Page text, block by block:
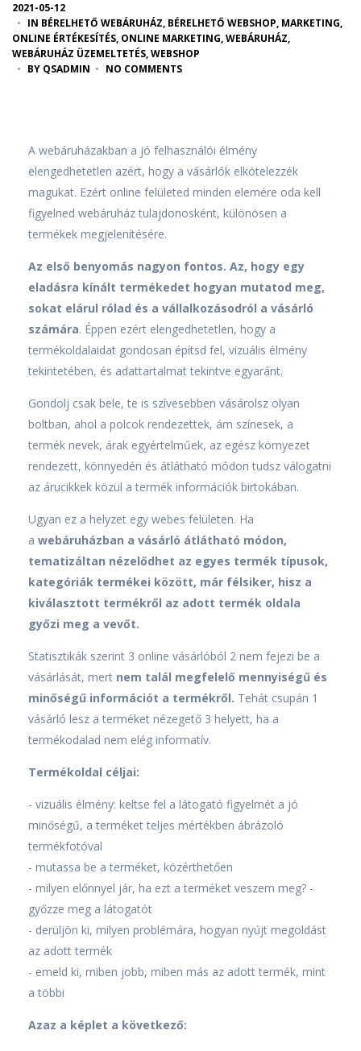
2021-05-12
IN BÉRELHETŐ WEBÁRUHÁZ, BÉRELHETŐ WEBSHOP, MARKETING,
ONLINE ÉRTÉKESÍTÉS, ONLINE MARKETING,WEBÁRUHÁZ,
WEBÁRUHÁZ ÜZEMELTETÉS,WEBSHOP
BY QSADMIN NO COMMENTS
A webáruházakban a jó felhasználói élmény
elengedhetetlen azért, hogy a vásárlók elkötelezzék
magukat. Ezért online felületed minden elemére oda kell
figyelned webáruház tulajdonosként, különösen a
termékek megjelenítésére.
Az első benyomás nagyon fontos. Az, hogy egy
eladásra kínált termékedet hogyan mutatod meg,
sokat elárul rólad és a vállalkozásodról a vásárló
számára. Éppen ezért elengedhetetlen, hogy a
termékoldalaidat gondosan építsd fel, vizuális élmény
tekintetében, és adattartalmat tekintve egyaránt.
Gondolj csak bele, te is szívesebben vásárolsz olyan
boltban, ahol a polcok rendezettek, ám színesek, a
termék nevek, árak egyértelműek, az egész környezet
rendezett, könnyedén és átlátható módon tudsz válogatni
az árucikkek közül a termék információk birtokában.
Ugyan ez a helyzet egy webes felületen. Ha
a webáruházban a vásárló átlátható módon,
tematizáltan nézelődhet az egyes termék típusok,
kategóriák termékei között, már félsiker, hisz a
kiválasztott termékről az adott termék oldala
győzi meg a vevőt.
Statisztikák szerint 3 online vásárlóból 2 nem fejezi be a
vásárlását, mert nem talál megfelelő mennyiségű és
minőségű információt a termékről. Tehát csupán 1
vásárló lesz a terméket nézegető 3 helyett, ha a
termékodalad nem elég informatív.
Termékoldal céljai:
- vizuális élmény: keltse fel a látogató figyelmét a jó
minőségű, a terméket teljes mértékben ábrázoló
termékfotóval
- mutassa be a terméket, közérthetően
- milyen előnnyel jár, ha ezt a terméket veszem meg? -
győzze meg a látogatót
- derüljön ki, milyen problémára, hogyan nyújt megoldást
az adott termék
- emeld ki, miben jobb, miben más az adott termék, mint
a többi
Azaz a képlet a következő: